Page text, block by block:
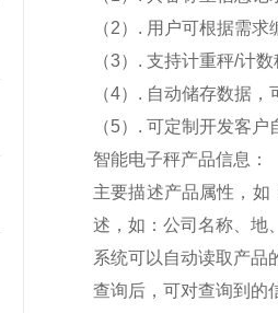
（2）. 用户可根据需
（3）. 支持计重秤/计
（4）. 自动储存数据，
（5）. 可定制开发客户
智能电子秤产品信息：
主要描述产品属性，如
述，如：公司名称、地
系统可以自动读取产品
查询后，可对查询到的